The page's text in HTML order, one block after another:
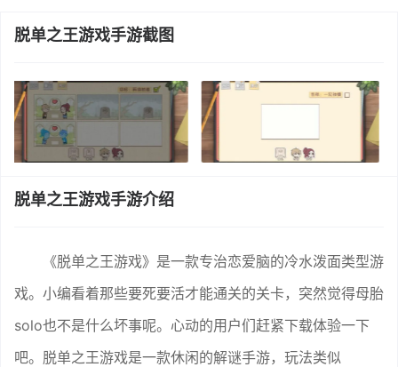
脱单之王游戏手游截图
脱单之王游戏手游介绍
《脱单之王游戏》是一款专治恋爱脑的冷水泼面类型游
戏。小编看着那些要死要活才能通关的关卡，突然觉得母胎
solo也不是什么坏事呢。心动的用户们赶紧下载体验一下
吧。脱单之王游戏是一款休闲的解谜手游，玩法类似